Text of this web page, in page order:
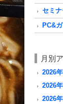
セミ
PC&
月別
2026
2026
2026